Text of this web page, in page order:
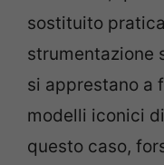
sostituito
strumentazione
si apprestano a
modelli iconici
questo caso,